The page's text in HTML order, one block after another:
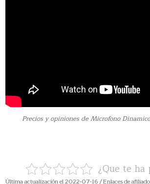
Precios y opiniones de Microfono
¿Que te ha
Última actualización el 2022-07-16 / Enlaces de